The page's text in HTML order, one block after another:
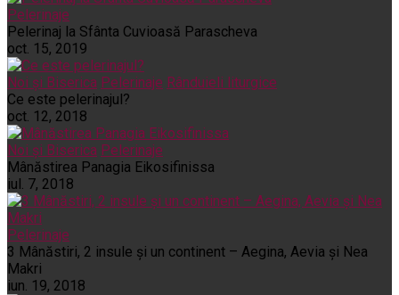
Pelerinaje
Pelerinaj la Sfânta Cuvioasă Parascheva
oct. 15, 2019
Noi și Biserica Pelerinaje Rânduieli liturgice
Ce este pelerinajul?
oct. 12, 2018
Noi și Biserica Pelerinaje
Mânăstirea Panagia Eikosifinissa
iul. 7, 2018
Pelerinaje
3 Mânăstiri, 2 insule și un continent – Aegina, Aevia și Nea
Makri
iun. 19, 2018